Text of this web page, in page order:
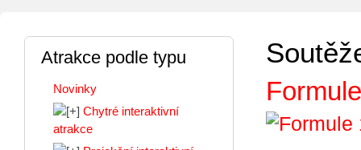
Atrakce podle typu
Novinky
Chytré interaktivní
atrakce